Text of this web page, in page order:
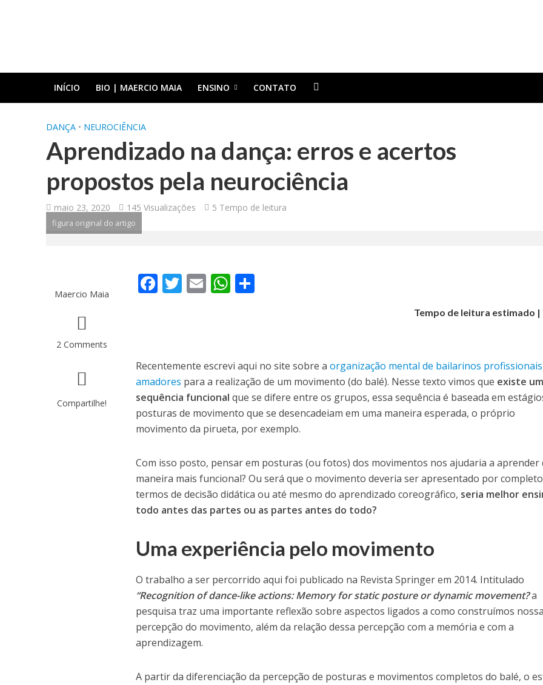
INÍCIO BIO | MAERCIO MAIA ENSINO CONTATO
DANÇA • NEUROCIÊNCIA
Aprendizado na dança: erros e acertos
propostos pela neurociência
maio 23, 2020 145 Visualizações 5 Tempo de leitura
figura original do artigo
Maercio Maia
2 Comments
Compartilhe!
F
o
o
k
T E W
A
p
p
ar
til
h
ar
Tempo de leitura estimado |
Recentemente escrevi aqui no site sobre aorganização mental de bailarinos
amadores para a realização de um movimento (do balé). Nesse texto vimos que existe
sequência funcional que se difere entre os grupos, essa sequência é baseada em
posturas de movimento que se desencadeiam em uma maneira esperada, o próprio
movimento da pirueta, por exemplo.
Com isso posto, pensar em posturas (ou fotos) dos movimentos nos ajudaria a aprender
maneira mais funcional? Ou será que o movimento deveria ser apresentado por
termos de decisão didática ou até mesmo do aprendizado coreográfico, seria melhor
todo antes das partes ou as partes antes do todo?
Uma experiência pelo movimento
O trabalho a ser percorrido aqui foi publicado na Revista Springer em 2014. Intitulado
“Recognition of dance-like actions: Memory for static posture or dynamic movement?a
pesquisa traz uma importante reflexão sobre aspectos ligados a como construímos nossa
percepção do movimento, além da relação dessa percepção com a memória e com a
aprendizagem.
A partir da diferenciação da percepção de posturas e movimentos completos do balé, o